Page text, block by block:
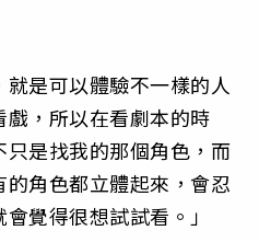
就是可以體驗不一樣的人
，所以在看劇本的時
是找我的那個角色，而
角色都立體起來，會忍
覺得很想試試看。」